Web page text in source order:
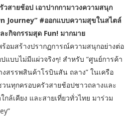
สายช้อป เอาปากกามาวงความสนุก
Journey” #ออกแบบความสุขในสไตล์
กิจกรรมสุด Fun! มากมาย
ร้อมสร้างปรากฏการณ์ความสนุกอย่างต่อ
แบบไม่มีแผ่วจริงๆ! สำหรับ “ศูนย์การค้า
สรรพสินค้าโรบินสัน ถลาง” ในเครือ
นทุกครอบครัวสายช้อปชาวถลางและ
กล้เคียง และสายเที่ยวทั่วไทย มาร่วม